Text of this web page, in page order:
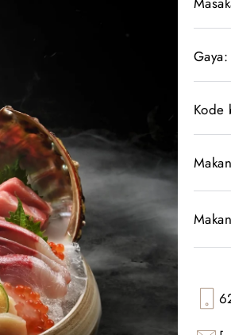
Gaya:
Kode